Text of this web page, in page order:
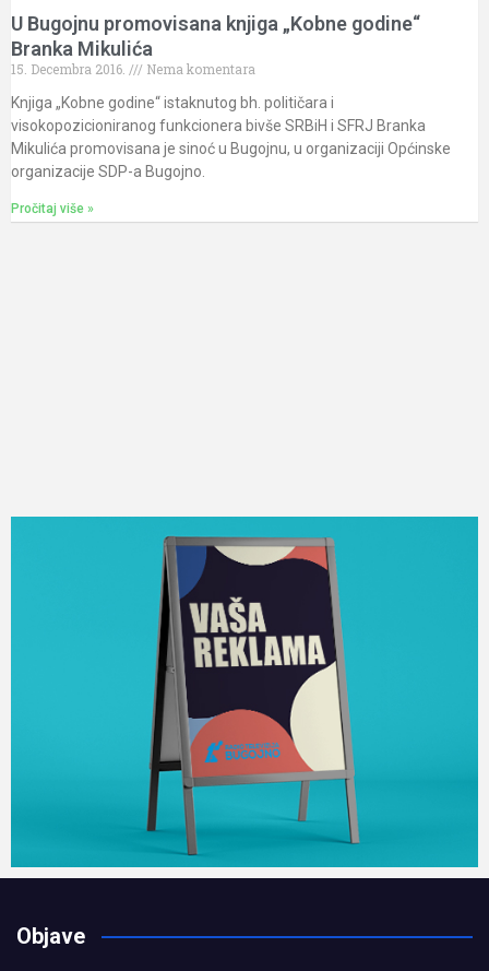
U Bugojnu promovisana knjiga „Kobne godine“
Branka Mikulića
15. Decembra 2016.
Nema komentara
Knjiga „Kobne godine“ istaknutog bh. političara i
visokopozicioniranog funkcionera bivše SRBiH i SFRJ Branka
Mikulića promovisana je sinoć u Bugojnu, u organizaciji Općinske
organizacije SDP-a Bugojno.
Pročitaj više »
Objave